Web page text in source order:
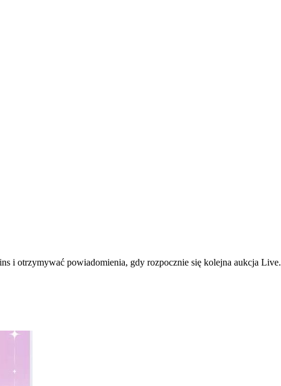
i otrzymywać powiadomienia, gdy rozpocznie się kolejna aukcja Live.